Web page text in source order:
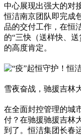
中心展现出强大的对
恒洁南京团队即完成
品的交付工作，在恒
的“三快（送样快、
的高度肯定。
雪夜奋战，驰援吉林
在全面封控管理的城
付？在驰援驰援吉林
到了。恒洁集团长春